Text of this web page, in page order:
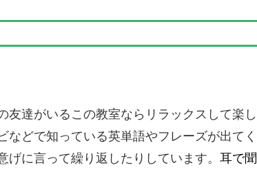
達がいるこの教室ならリラックスして楽し
などで知っている英単語やフレーズが出てく
に言って繰り返したりしています。 耳で聞